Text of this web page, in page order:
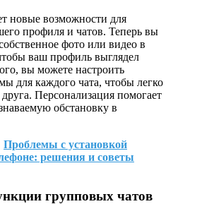
новые возможности для
профиля и чатов. Теперь вы
фото или видео в
ваш профиль выглядел
вы можете настроить
для каждого чата, чтобы легко
Персонализация помогает
обстановку в
Проблемы с установкой
решения и советы
групповых чатов